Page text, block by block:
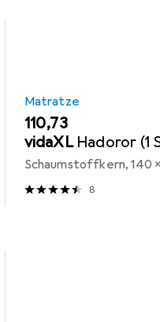
Matratze
EUR
110,73
vidaXL Hadoror (1
Schaumstoffkern, 140
8